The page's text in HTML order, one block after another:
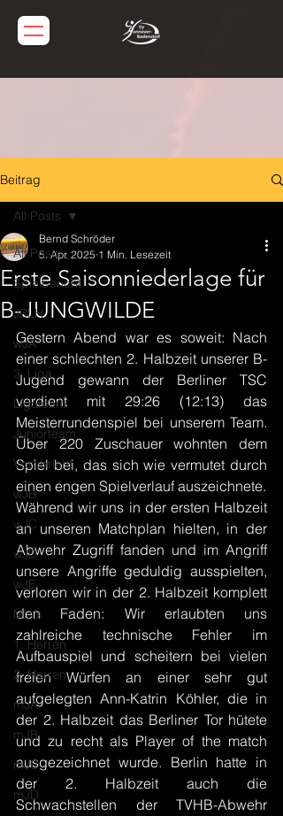
Beitrag
All Posts
Spielbericht
JBLH
wJA
3. Liga
Ligateam
Juniorteam
Vorbericht
wJB
wJC
wJD
wJE
Minis
1. Herren
2. Herren
mJA
mJB
mJC
mJD
All Posts
Erste Saisonniederlage für
B-JUNGWILDE
Bernd Schröder
5. Apr. 2025 1 Min. Lesezeit
Gestern Abend war es soweit: Nach
einer schlechten 2. Halbzeit unserer B-
Jugend gewann der Berliner TSC
verdient mit 29:26 (12:13) das
Meisterrundenspiel bei unserem Team.
Über 220 Zuschauer wohnten dem
Spiel bei, das sich wie vermutet durch
einen engen Spielverlauf auszeichnete.
Während wir uns in der ersten Halbzeit
an unseren Matchplan hielten, in der
Abwehr Zugriff fanden und im Angriff
unsere Angriffe geduldig ausspielten,
verloren wir in der 2. Halbzeit komplett
den Faden: Wir erlaubten uns
zahlreiche technische Fehler im
Aufbauspiel und scheitern bei vielen
freien Würfen an einer sehr gut
aufgelegten Ann-Katrin Köhler, die in
der 2. Halbzeit das Berliner Tor hütete
und zu recht als Player of the match
ausgezeichnet wurde. Berlin hatte in
der 2. Halbzeit auch die
Schwachstellen der TVHB-Abwehr